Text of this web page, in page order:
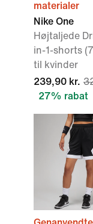
materialer
Nike One
Højtaljede
in-1-shorts
til kvinder
239,90 kr.
27% rabat